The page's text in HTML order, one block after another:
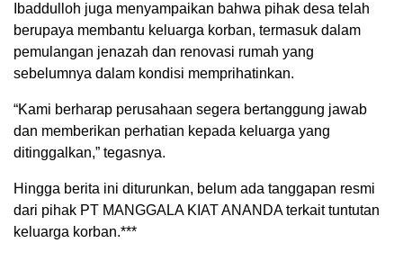
Ibaddulloh juga menyampaikan bahwa pihak desa telah
berupaya membantu keluarga korban, termasuk dalam
pemulangan jenazah dan renovasi rumah yang
sebelumnya dalam kondisi memprihatinkan.
“Kami berharap perusahaan segera bertanggung jawab
dan memberikan perhatian kepada keluarga yang
ditinggalkan,” tegasnya.
Hingga berita ini diturunkan, belum ada tanggapan resmi
dari pihak PT MANGGALA KIAT ANANDA terkait tuntutan
keluarga korban.***